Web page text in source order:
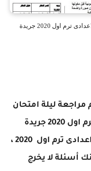
مراجعة ليلة امتحان العلوم للصف الثالث الاعدادى ترم اول 2020 جريدة
مراجعة ليلة امتحان
العلوم للصف الثالث الاعدادى ترم اول 2020 جريدة
مراجعة علوم تالته اعدادى ترم اول 2020 ،
أسئلة لا يخرج